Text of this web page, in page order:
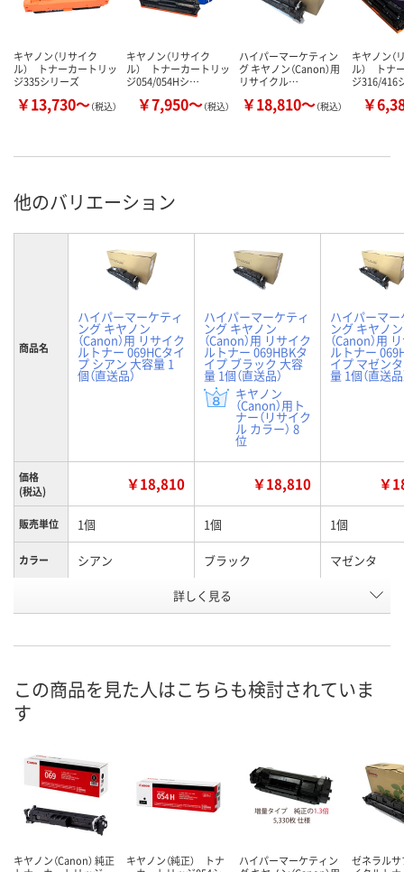
キヤノン（リサイク
ル） トナーカートリッ
ジ335シリーズ
￥13,730～（税込）
キヤノン（リサイク
ル） トナーカートリッ
ジ054/054Hシ…
￥7,950～（税込）
ハイパーマーケティン
グ キヤノン（Canon）用
リサイクル…
￥18,810～（税込）
キヤノン（
ル） トナ
ジ316/416
￥
他のバリエーション
商品名
ハイパーマーケティ
ング キヤノン
（Canon）用 リサイク
ルトナー 069HCタイ
プ シアン 大容量 1
個（直送品）
ハイパーマーケティ
ング キヤノン
（Canon）用 リサイク
ルトナー 069HBKタ
イプ ブラック 大容
量 1個（直送品）
キヤノン
（Canon）用ト
ナー（リサイク
ル カラー） 8
位
ハイパーマ
ング キヤノン
（Canon）用
ルトナー
イプ マゼン
量 1個（直送品
価格
(税込)
￥18,810 ￥18,810 ￥
販売単位 1個 1個 1個
カラー シアン ブラック マゼンタ
AWK2646 AWK2649
カゴへ カ
詳しく見る
この商品を見た人はこちらも検討されていま
す
キヤノン（Canon） 純正
キヤノン（純正） トナ
ハイパーマーケティン
ゼネラル